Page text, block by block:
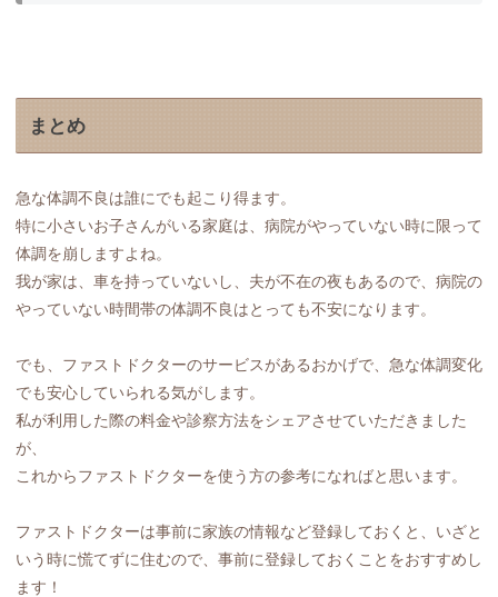
まとめ
急な体調不良は誰にでも起こり得ます。
特に小さいお子さんがいる家庭は、病院がやっていない時に限って
体調を崩しますよね。
我が家は、車を持っていないし、夫が不在の夜もあるので、病院の
やっていない時間帯の体調不良はとっても不安になります。
でも、ファストドクターのサービスがあるおかげで、急な体調変化
でも安心していられる気がします。
私が利用した際の料金や診察方法をシェアさせていただきました
が、
これからファストドクターを使う方の参考になればと思います。
ファストドクターは事前に家族の情報など登録しておくと、いざと
いう時に慌てずに住むので、事前に登録しておくことをおすすめし
ます！